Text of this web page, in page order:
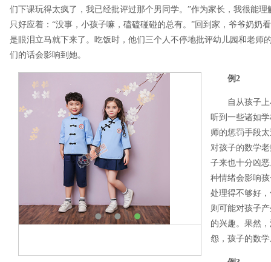
们下课玩得太疯了，我已经批评过那个男同学。”作为家长，我很能
只好应着：“没事，小孩子嘛，磕磕碰碰的总有。”回到家，爷爷奶奶
是眼泪立马就下来了。吃饭时，他们三个人不停地批评幼儿园和老师
们的话会影响到她。
例2
自从孩子上
听到一些诸如
师的惩罚手段
对孩子的数学
子来也十分凶
种情绪会影响
处理得不够好
则可能对孩子
的兴趣。果然
怨，孩子的数